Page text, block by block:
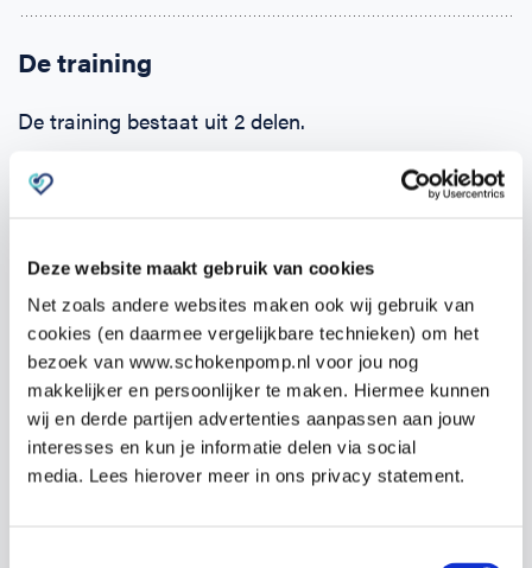
Deze website maakt gebruik van cookies
Net zoals andere websites maken ook wij gebruik van
cookies (en daarmee vergelijkbare technieken) om het
bezoek van www.schokenpomp.nl voor jou nog
makkelijker en persoonlijker te maken. Hiermee kunnen
wij en derde partijen advertenties aanpassen aan jouw
interesses en kun je informatie delen via social
media. Lees hierover meer in ons privacy statement.
De training
De training bestaat uit 2 delen.
Zodra je je opgeeft ontvang je binnen 24 uur een e-
theorie eigen maken.
Het tweede deel is de praktijktraining van19:00 –
22:00 uuropJan Prinsstraat 1, 7552 HL Hengelo
opdinsdag 16 september.
aan het oefenen van de competenties, zoals het